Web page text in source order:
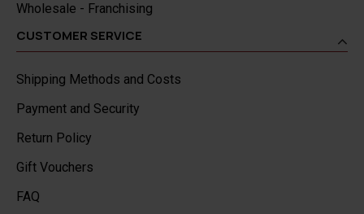
Wholesale - Franchising
CUSTOMER SERVICE
Shipping Methods and Costs
Payment and Security
Return Policy
Gift Vouchers
FAQ